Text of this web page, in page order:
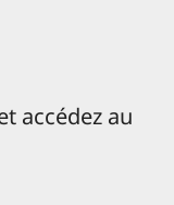
accédez au